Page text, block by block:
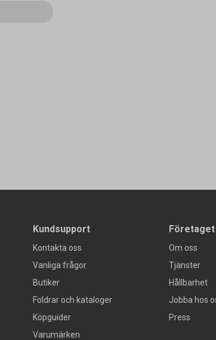
Kundsupport
Kontakta oss
Vanliga frågor
Butiker
Foldrar och kataloger
Köpguider
Varumärken
Företaget
Om oss
Tjänster
Hållbarhet
Jobba hos
Press